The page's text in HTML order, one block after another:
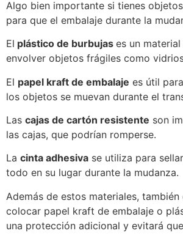
Algo bien importante si tienes
para que el embalaje durante la
El plástico de burbujas es un
envolver objetos frágiles como
El papel kraft de embalaje es útil
los objetos se muevan durante el
Las cajas de cartón resistente son
las cajas, que podrían romperse.
La cinta adhesiva se utiliza para
todo en su lugar durante la mudanza.
Además de estos materiales,
colocar papel kraft de embalaje o
una protección adicional y evitará